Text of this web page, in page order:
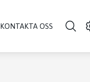
KONTAKTA OSS